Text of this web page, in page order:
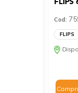
Cod:
FLIPS